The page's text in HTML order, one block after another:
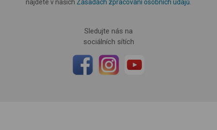
najdete v našich Zásadách zpracování osobních údajů
Sledujte nás na
sociálních sítích